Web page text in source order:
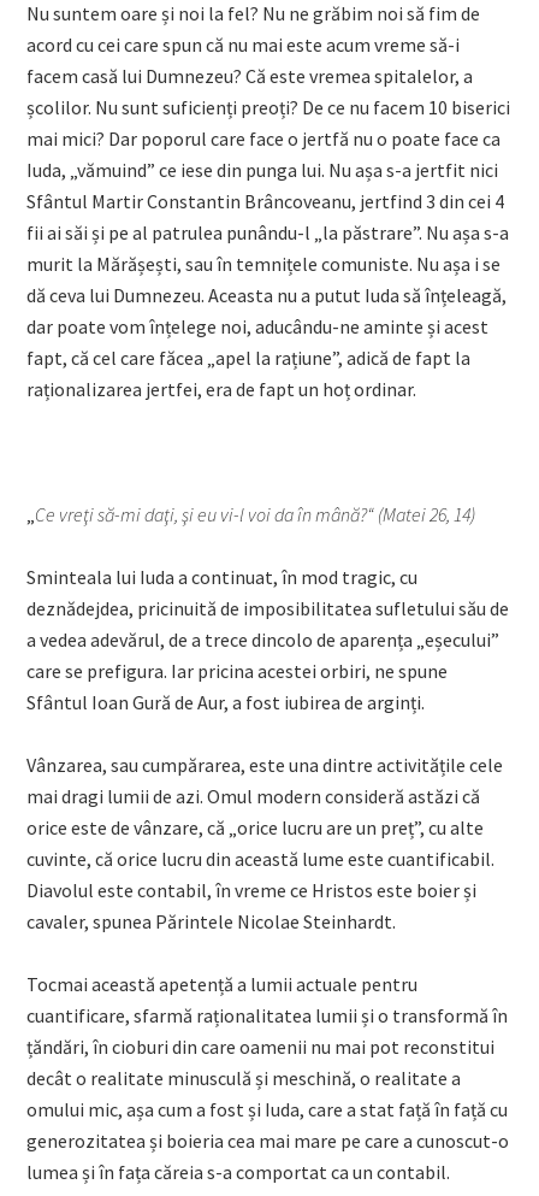
Nu suntem oare și noi la fel? Nu ne grăbim noi să fim de
acord cu cei care spun că nu mai este acum vreme să-i
facem casă lui Dumnezeu? Că este vremea spitalelor, a
școlilor. Nu sunt suficienți preoți? De ce nu facem 10 biserici
mai mici? Dar poporul care face o jertfă nu o poate face ca
Iuda, „vămuind” ce iese din punga lui. Nu așa s-a jertfit nici
Sfântul Martir Constantin Brâncoveanu, jertfind 3 din cei 4
fii ai săi și pe al patrulea punându-l „la păstrare”. Nu așa s-a
murit la Mărășești, sau în temnițele comuniste. Nu așa i se
dă ceva lui Dumnezeu. Aceasta nu a putut Iuda să înțeleagă,
dar poate vom înțelege noi, aducându-ne aminte și acest
fapt, că cel care făcea „apel la rațiune”, adică de fapt la
raționalizarea jertfei, era de fapt un hoț ordinar.
„Ce vreţi să-mi daţi, şi eu vi-l voi da în mână?“ (Matei 26, 14)
Sminteala lui Iuda a continuat, în mod tragic, cu
deznădejdea, pricinuită de imposibilitatea sufletului său de
a vedea adevărul, de a trece dincolo de aparența „eșecului”
care se prefigura. Iar pricina acestei orbiri, ne spune
Sfântul Ioan Gură de Aur, a fost iubirea de arginți.
Vânzarea, sau cumpărarea, este una dintre activitățile cele
mai dragi lumii de azi. Omul modern consideră astăzi că
orice este de vânzare, că „orice lucru are un preț”, cu alte
cuvinte, că orice lucru din această lume este cuantificabil.
Diavolul este contabil, în vreme ce Hristos este boier și
cavaler, spunea Părintele Nicolae Steinhardt.
Tocmai această apetență a lumii actuale pentru
cuantificare, sfarmă raționalitatea lumii și o transformă în
țăndări, în cioburi din care oamenii nu mai pot reconstitui
decât o realitate minusculă și meschină, o realitate a
omului mic, așa cum a fost și Iuda, care a stat față în față cu
generozitatea și boieria cea mai mare pe care a cunoscut-o
lumea și în fața căreia s-a comportat ca un contabil.